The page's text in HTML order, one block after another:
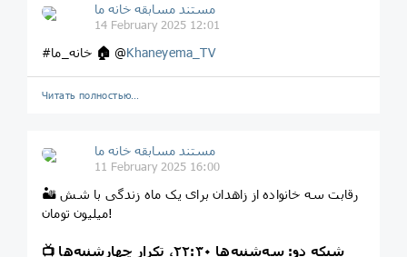
مستند مسابقه خانه ما
14 February 2025 12:01
🏠 @Khaneyema_TV
Читать полностью…
مستند مسابقه خانه ما
11 February 2025 16:00
🏜 رقابت سه خانواده از زاهدان برای یک ماه زندگی با شش
میلیون تومان!
📺